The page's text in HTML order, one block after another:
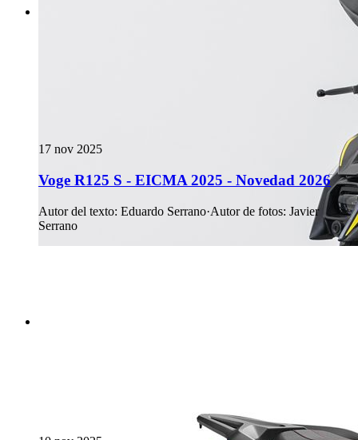
17 nov 2025
Voge R125 S - EICMA 2025 - Novedad 2026
Autor del texto: Eduardo Serrano·Autor de fotos: Javier
Serrano